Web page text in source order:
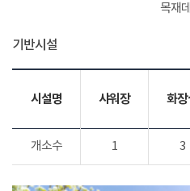
목재
기반시설
시설명 샤워장 화장
개소수 1 3